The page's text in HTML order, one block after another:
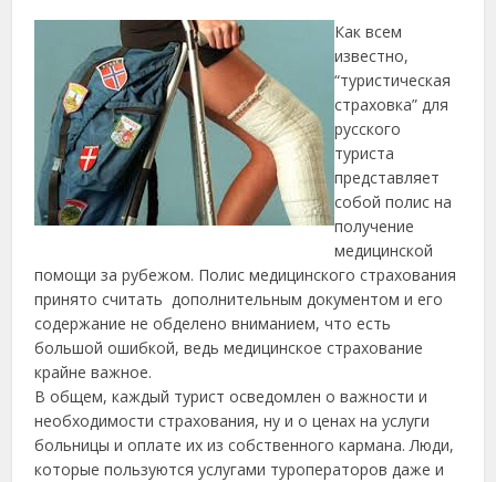
Как всем
известно,
“туристическая
страховка” для
русского
туриста
представляет
собой полис на
получение
медицинской
помощи за рубежом. Полис медицинского страхования
принято считать дополнительным документом и его
содержание не обделено вниманием, что есть
большой ошибкой, ведь медицинское страхование
крайне важное.
В общем, каждый турист осведомлен о важности и
необходимости страхования,ну и о ценах на услуги
больницы и оплате их из собственного кармана. Люди,
которые пользуются услугами туроператоров даже и